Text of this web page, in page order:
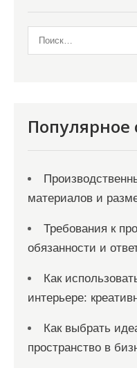
м
Популярное
материалов и
Требования к
обязанности и
Как
интерьере:
Как выбрать
пространство в